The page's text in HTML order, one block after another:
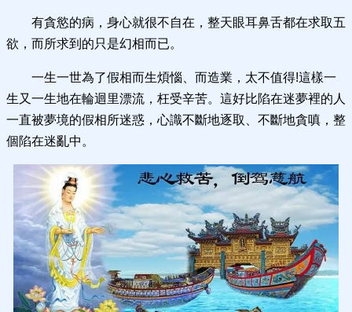
有貪慾的病，身心就很不自在，整天眼耳鼻舌都在求取五
欲，而所求到的只是幻相而已。
一生一世為了假相而生煩惱、而造業，太不值得!這樣一
生又一生地在輪迴里漂流，枉受辛苦。這好比陷在迷夢裡的人
一直被夢境的假相所迷惑，心識不斷地逐取、不斷地貪嗔，整
個陷在迷亂中。